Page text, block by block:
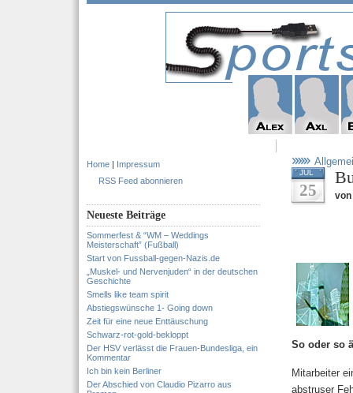
Home | Impressum
RSS Feed abonnieren
Neueste Beiträge
Sommerfest & “WM – Weddings
Meisterschaft” (Fußball)
Start von Fussball-gegen-Nazis.de
„Muskel- und Nervenjuden“ in der deutschen
Geschichte
Smells like team spirit
Abstiegswünsche 1- Going down
Zeit für eine neue Enttäuschung
Schwarz-rot-gold-bekloppt
Der HSV verlässt die Frauen-Bundesliga, ein
Kommentar
Ich bin kein Berliner
Der Abschied von Claudio Pizarro aus
JUL
25 von
So oder so
Mitarbeiter
abstruser